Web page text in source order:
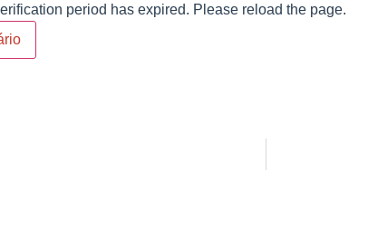
period has expired. Please reload the page.